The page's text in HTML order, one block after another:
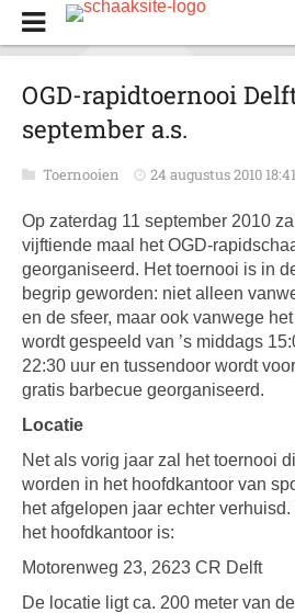
OGD-rapidtoernooi
september a.s.
Toernooien 24 augustus 2010 18:41
Op zaterdag 11 september 2010
vijftiende maal het OGD-
georganiseerd. Het toernooi is in
begrip geworden: niet alleen
en de sfeer, maar ook vanwege
wordt gespeeld van ’s middags
22:30 uur en tussendoor wordt
gratis barbecue georganiseerd.
Locatie
Net als vorig jaar zal het toernooi
worden in het hoofdkantoor van
het afgelopen jaar echter
het hoofdkantoor is:
Motorenweg 23, 2623 CR Delft
De locatie ligt ca. 200 meter van